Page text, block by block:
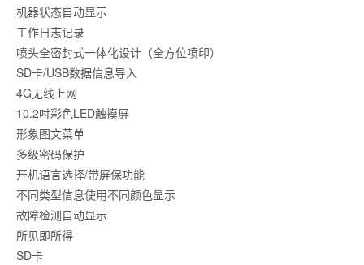
机器状态自动显示
工作日志记录
喷头全密封式一体化设计（全方位喷印）
SD卡/USB数据信息导入
4G无线上网
10.2吋彩色LED触摸屏
形象图文菜单
多级密码保护
开机语言选择/带屏保功能
不同类型信息使用不同颜色显示
故障检测自动显示
所见即所得
SD卡